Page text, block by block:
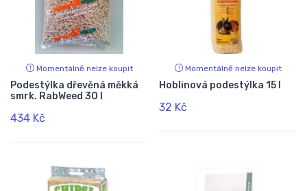
Momentálně nelze koupit
Podestýlka dřevěná měkká
smrk. RabWeed 30 l
434 Kč
Momentálně nelze koupit
Hoblinová podestýlka 15 l
32 Kč